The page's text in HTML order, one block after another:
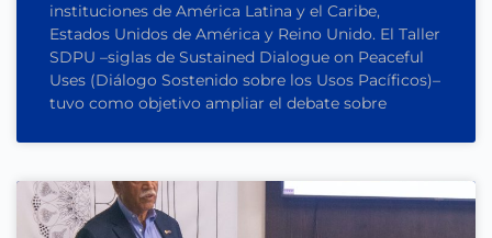
instituciones de América Latina y el Caribe,
Estados Unidos de América y Reino Unido. El Taller
SDPU –siglas de Sustained Dialogue on Peaceful
Uses (Diálogo Sostenido sobre los Usos Pacíficos)–
tuvo como objetivo ampliar el debate sobre